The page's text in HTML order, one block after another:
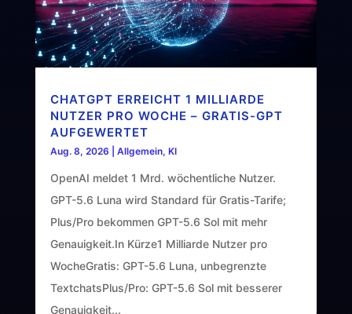
CHATGPT ERREICHT 1 MILLIARDE
NUTZER PRO WOCHE – GRATIS-GPT
AUFGEWERTET
Aug. 8, 2026 Allgemein, KI
OpenAI meldet 1 Mrd. wöchentliche Nutzer.
GPT-5.6 Luna wird Standard für Gratis-Tarife;
Plus/Pro bekommen GPT-5.6 Sol mit mehr
Genauigkeit.In Kürze1 Milliarde Nutzer pro
WocheGratis: GPT-5.6 Luna, unbegrenzte
TextchatsPlus/Pro: GPT-5.6 Sol mit besserer
Genauigkeit...